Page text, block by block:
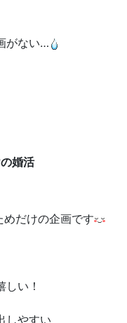
がない…
婚活
だけの企画です
い！
しやすい